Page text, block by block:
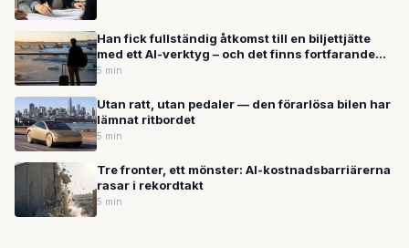
Han fick fullständig åtkomst till en biljettjätte
med ett AI-verktyg – och det finns fortfarande
inga regler för det
5 min
Utan ratt, utan pedaler — den förarlösa bilen har
lämnat ritbordet
5 min
Tre fronter, ett mönster: AI-kostnadsbarriärerna
rasar i rekordtakt
5 min